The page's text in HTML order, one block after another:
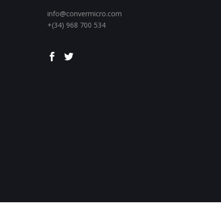
info@convermicro.com
+(34) 968 700 534